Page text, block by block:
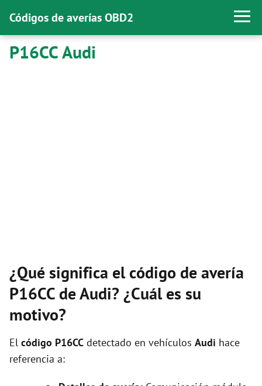
Códigos de averías OBD2
P16CC Audi
¿Qué significa el código de avería
P16CC de Audi? ¿Cuál es su
motivo?
El código P16CC detectado en vehículos Audi hace
referencia a: